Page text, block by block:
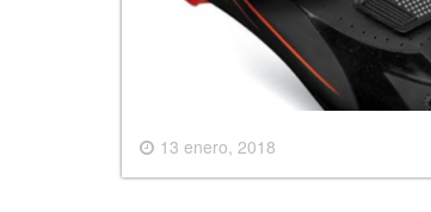
13 enero, 2018